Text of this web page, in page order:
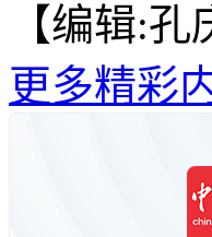
【编辑:孔
更多精彩